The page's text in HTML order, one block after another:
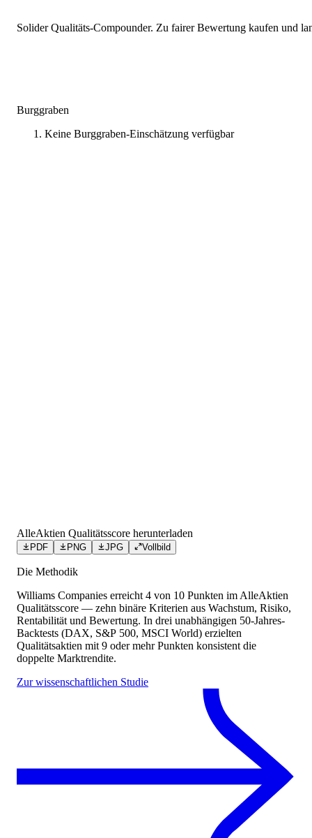
Solider Qualitäts-Compounder. Zu fairer Bewertung kaufen und
Burggraben
Keine Burggraben-Einschätzung verfügbar
AlleAktien Qualitätsscore herunterladen
PDF PNG JPG Vollbild
Die Methodik
Williams Companies erreicht 4 von 10 Punkten im AlleAktien
Qualitätsscore — zehn binäre Kriterien aus Wachstum, Risiko,
Rentabilität und Bewertung. In drei unabhängigen 50-Jahres-
Backtests (DAX, S&P 500, MSCI World) erzielten
Qualitätsaktien mit 9 oder mehr Punkten konsistent die
doppelte Marktrendite.
Zur wissenschaftlichen Studie